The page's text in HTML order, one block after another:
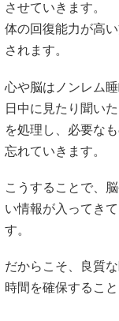
させていきます。
体の回復能力が高
されます。
心や脳はノンレム
日中に見たり聞い
を処理し、必要な
忘れていきます。
こうすることで、
い情報が入ってき
す。
だからこそ、良質
時間を確保するこ